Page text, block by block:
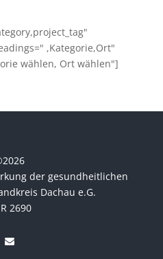
,Kategorie,Ort"
wählen, Ort wählen"]
2026
der gesundheitlichen
Dachau e.G.
2690